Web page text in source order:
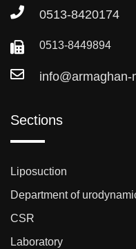
0513-8420174
0513-8449894
info@armaghan-
Sections
Liposuction
Department of
CSR
Laboratory